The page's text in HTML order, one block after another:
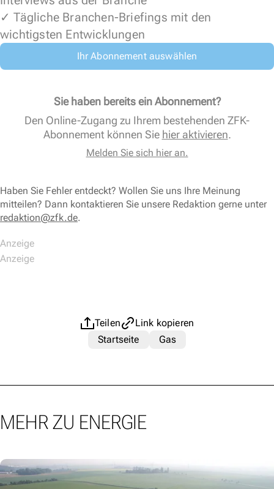
✓ Tägliche Branchen-Briefings mit den
wichtigsten Entwicklungen
Ihr Abonnement auswählen
Sie haben bereits ein Abonnement?
Den Online-Zugang zu Ihrem bestehenden ZFK-
Abonnement können Sie hier aktivieren.
Melden Sie sich hier an.
Haben Sie Fehler entdeckt? Wollen Sie uns Ihre Meinung
mitteilen? Dann kontaktieren Sie unsere Redaktion gerne unter
redaktion@zfk.de.
Teilen
Link kopieren
Startseite
Gas
MEHR ZU ENERGIE